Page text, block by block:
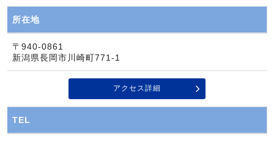
所在地
〒940-0861
新潟県長岡市川崎町771‐1
アクセス詳細
TEL